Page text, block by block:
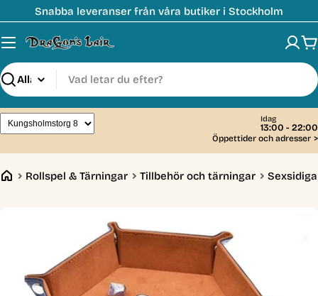
till
innehåll
Snabba leveranser från våra butiker i Stockholm
Sök
Idag
13:00 - 22:00
Öppettider och adresser >
Rollspel & Tärningar Tillbehör och tärningar